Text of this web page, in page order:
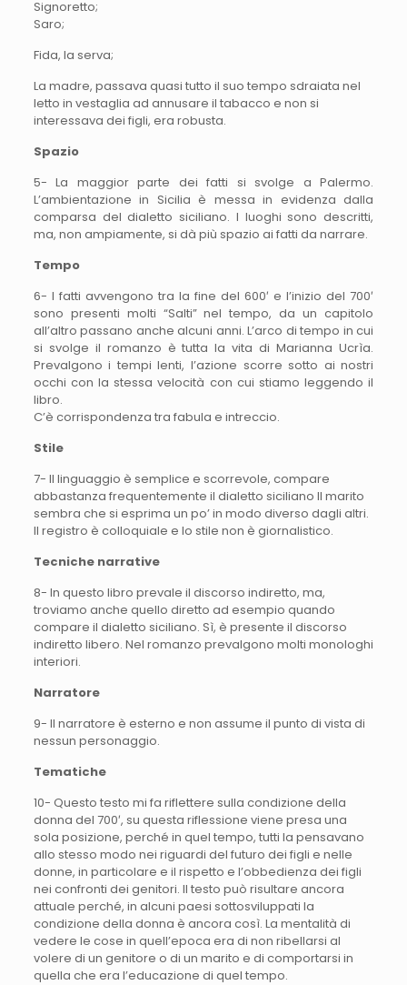
Signoretto;
Saro;
Fida, la serva;
La madre, passava quasi tutto il suo tempo sdraiata nel
letto in vestaglia ad annusare il tabacco e non si
interessava dei figli, era robusta.
Spazio
5- La maggior parte dei fatti si svolge a Palermo.
L’ambientazione in Sicilia è messa in evidenza dalla
comparsa del dialetto siciliano. I luoghi sono descritti,
ma, non ampiamente, si dà più spazio ai fatti da narrare.
Tempo
6- I fatti avvengono tra la fine del 600′ e l’inizio del 700′
sono presenti molti “Salti” nel tempo, da un capitolo
all’altro passano anche alcuni anni. L’arco di tempo in cui
si svolge il romanzo è tutta la vita di Marianna Ucrìa.
Prevalgono i tempi lenti, l’azione scorre sotto ai nostri
occhi con la stessa velocità con cui stiamo leggendo il
libro.
C’è corrispondenza tra fabula e intreccio.
Stile
7- Il linguaggio è semplice e scorrevole, compare
abbastanza frequentemente il dialetto siciliano Il marito
sembra che si esprima un po’ in modo diverso dagli altri.
Il registro è colloquiale e lo stile non è giornalistico.
Tecniche narrative
8- In questo libro prevale il discorso indiretto, ma,
troviamo anche quello diretto ad esempio quando
compare il dialetto siciliano. Sì, è presente il discorso
indiretto libero. Nel romanzo prevalgono molti monologhi
interiori.
Narratore
9- Il narratore è esterno e non assume il punto di vista di
nessun personaggio.
Tematiche
10- Questo testo mi fa riflettere sulla condizione della
donna del 700′, su questa riflessione viene presa una
sola posizione, perché in quel tempo, tutti la pensavano
allo stesso modo nei riguardi del futuro dei figli e nelle
donne, in particolare e il rispetto e l’obbedienza dei figli
nei confronti dei genitori. Il testo può risultare ancora
attuale perché, in alcuni paesi sottosviluppati la
condizione della donna è ancora così. La mentalità di
vedere le cose in quell’epoca era di non ribellarsi al
volere di un genitore o di un marito e di comportarsi in
quella che era l’educazione di quel tempo.